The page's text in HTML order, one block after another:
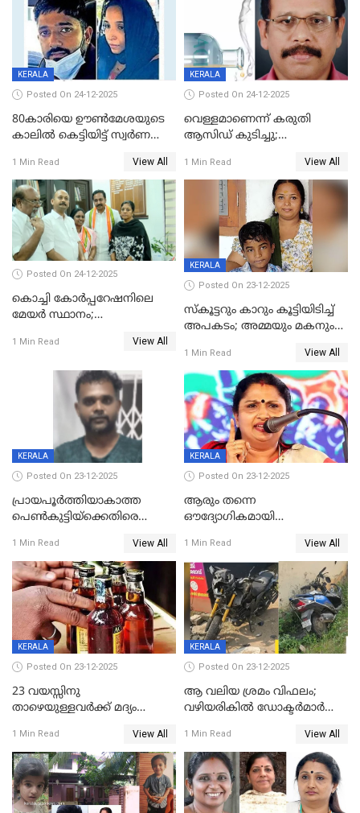
KERALA
Posted On 24-12-2025
80കാരിയെ ഊൺമേശയുടെ
കാലിൽ കെട്ടിയിട്ട് സ്വർണവും
കൊച്ചുമകനും സുഹൃത്തും
അറസ്റ്റിൽ
1 Min Read View All
KERALA
Posted On 24-12-2025
വെള്ളമാണെന്ന് കരുതി
ആസിഡ് കുടിച്ചു;
മരിച്ചു
1 Min Read View All
Posted On 24-12-2025
കൊച്ചി കോര്‍പ്പറേഷനിലെ
മേയര്‍ സ്ഥാനം;
രൂക്ഷം
1 Min Read View All
KERALA
Posted On 23-12-2025
സ്കൂട്ടറും കാറും കൂട്ടിയിടിച്ച്
അപകടം; അമ്മയും മകനും
ഗുരുതരാവസ്ഥയിൽ
1 Min Read View All
KERALA
Posted On 23-12-2025
പ്രായപൂർത്തിയാകാത്ത
പെൺകുട്ടിയ്ക്കെതിരെ
59 വർഷം തടവും 90,൦൦൦ രൂപ
പിഴയും ശിക്ഷ
1 Min Read View All
KERALA
Posted On 23-12-2025
ആരും തന്നെ
ഔദ്യോഗികമായി
കണ്ടെത്താൻ ഇന്ന് കോർ
കമ്മിറ്റി കൂടിയില്ല';
അതൃപ്തിയുമായി ദീപ്തി മേരി
വർഗീസ്
1 Min Read View All
KERALA
Posted On 23-12-2025
23 വയസ്സിനു
താഴെയുള്ളവർക്ക് മദ്യം
നടപടി;സ്ഥാപനങ്ങൾക്കെതിരെ
രണ്ട് കേസുകൾ
1 Min Read View All
KERALA
Posted On 23-12-2025
ആ വലിയ ശ്രമം വിഫലം;
വഴിയരികില്‍ ‌ഡോക്ടര്‍മാര്‍
മരണത്തിന് കീഴടങ്ങി
1 Min Read View All